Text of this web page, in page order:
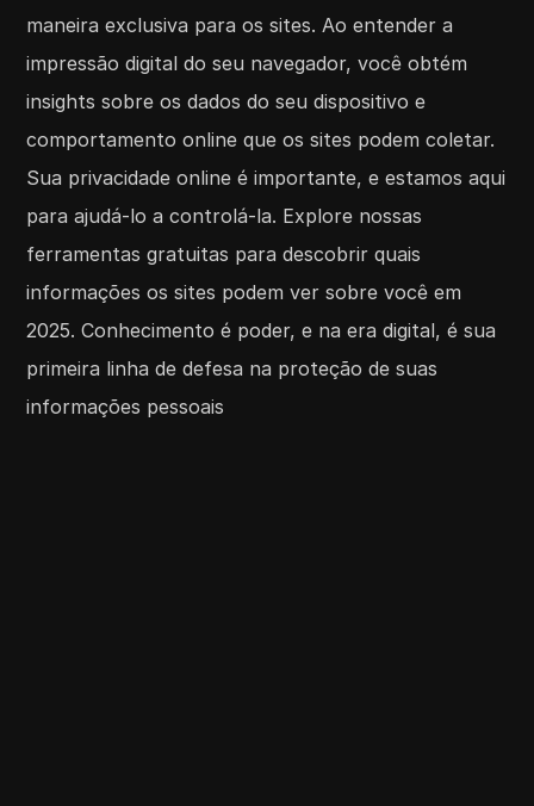
maneira exclusiva para os sites. Ao entender a
impressão digital do seu navegador, você obtém
insights sobre os dados do seu dispositivo e
comportamento online que os sites podem coletar.
Sua privacidade online é importante, e estamos aqui
para ajudá-lo a controlá-la. Explore nossas
ferramentas gratuitas para descobrir quais
informações os sites podem ver sobre você em
2025. Conhecimento é poder, e na era digital, é sua
primeira linha de defesa na proteção de suas
informações pessoais